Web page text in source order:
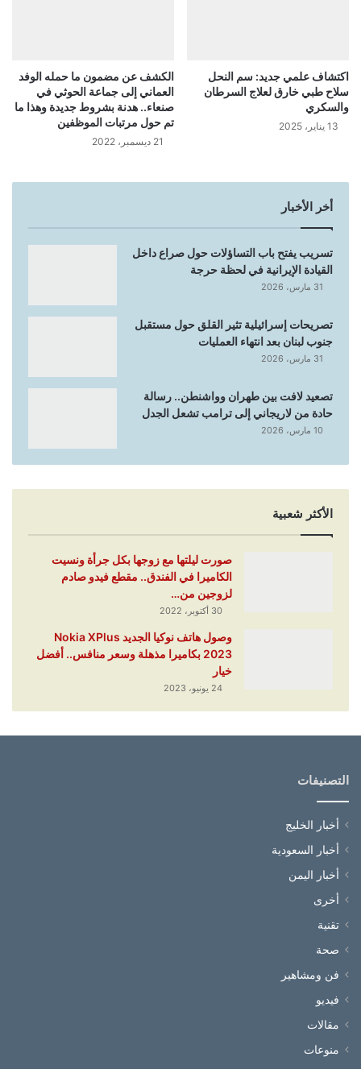
اكتشاف علمي جديد: سم النحل
سلاح طبي خارق لعلاج السرطان
والسكري
13 يناير، 2025
الكشف عن مضمون ما حمله الوفد
العماني إلى جماعة الحوثي في
صنعاء.. هدنة بشروط جديدة وهذا ما
تم حول مرتبات الموظفين
21 ديسمبر، 2022
أخر الأخبار
تسريب يفتح باب التساؤلات حول صراع داخل
القيادة الإيرانية في لحظة حرجة
31 مارس، 2026
تصريحات إسرائيلية تثير القلق حول مستقبل
جنوب لبنان بعد انتهاء العمليات
31 مارس، 2026
تصعيد لافت بين طهران وواشنطن.. رسالة
حادة من لاريجاني إلى ترامب تشعل الجدل
10 مارس، 2026
الأكثر شعبية
صورت ليلتها مع زوجها بكل جرأة ونسيت
الكاميرا في الفندق.. مقطع فيدو صادم
لزوجين من…
30 أكتوبر، 2022
وصول هاتف نوكيا الجديد Nokia XPlus
2023 بكاميرا مذهلة وسعر منافس.. أفضل
خيار
24 يونيو، 2023
التصنيفات
أخبار الخليج
أخبار السعودية
أخبار اليمن
أخرى
تقنية
صحة
فن ومشاهير
فيديو
مقالات
منوعات